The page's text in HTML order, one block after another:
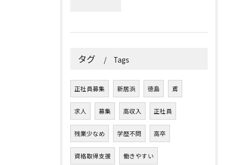
タグ Tags
正社員募集 新居浜 徳島 鳶
求人 募集 高収入 正社員
残業少なめ 学歴不問 高卒
資格取得支援 働きやすい